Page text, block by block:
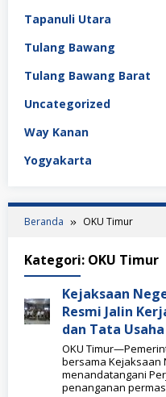
Tapanuli Utara
Tulang Bawang
Tulang Bawang Barat
Uncategorized
Way Kanan
Yogyakarta
Beranda OKU Timur
Kategori: OKU Timur
Kejaksaan
Resmi Jalin
dan Tata
OKU
bersama Kejaksaan
menandatangani
penanganan